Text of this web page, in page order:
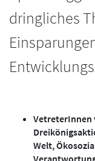
dringliches
VetreterInnen
Welt,